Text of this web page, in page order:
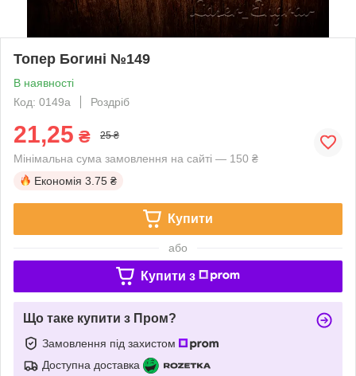
Топер Богині №149
В наявності
Код: 0149a
Роздріб
21,25 ₴ 25 ₴
Мінімальна сума замовлення на сайті — 150 ₴
Економія 3.75 ₴
Купити
або
Купити з
Що таке купити з Пром?
Замовлення під захистом
Доступна доставка